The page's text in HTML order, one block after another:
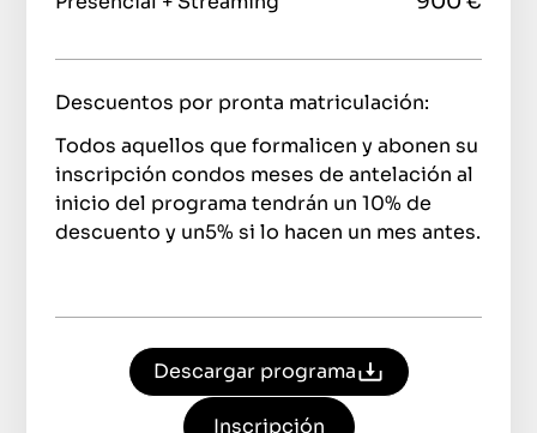
Descuentos por pronta matriculación:
Todos aquellos que formalicen y abonen su
inscripción condos meses de antelación al
inicio del programa tendrán un 10% de
descuento y un5% si lo hacen un mes antes.
Descargar programa
Inscripción